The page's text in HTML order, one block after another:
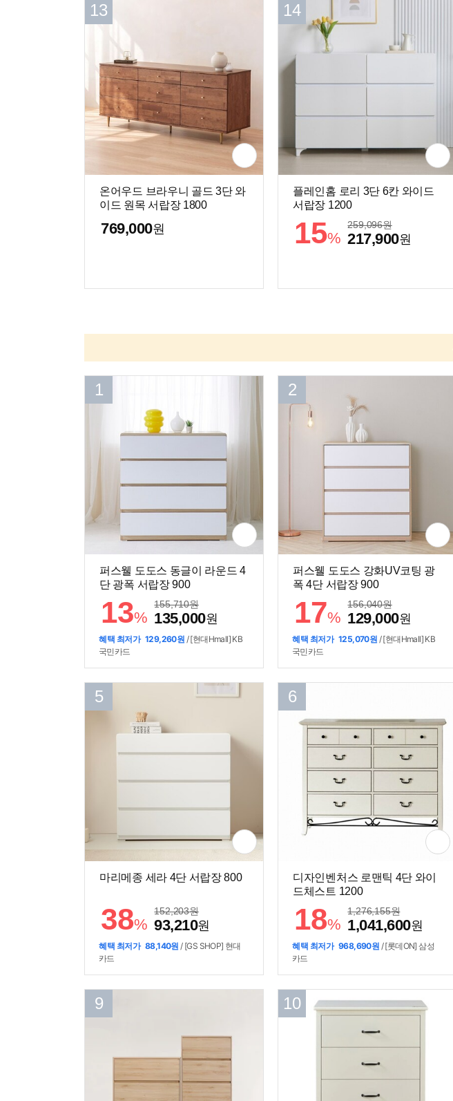
13
온어우드 브라우니 골드 3단 와
이드 원목 서랍장 1800
769,000원
14
플레인홈 로리 3단 6칸 와이드
서랍장 1200
15%
259,096원
217,900원
1
퍼스웰 도도스 동글이 라운드 4
단 광폭 서랍장 900
13%
155,710원
135,000원
혜택 최저가 129,260원 / [현대Hmall] KB
국민카드
2
퍼스웰 도도스 강화UV코팅 광
폭 4단 서랍장 900
17%
156,040원
129,000원
혜택 최저가 125,070원 / [현대Hmall] KB
국민카드
5
마리메종 세라 4단 서랍장 800
38%
152,203원
93,210원
혜택 최저가 88,140원 / [GS SHOP] 현대
카드
6
디자인벤처스 로맨틱 4단 와이
드체스트 1200
18%
1,276,155원
1,041,600원
혜택 최저가 968,690원 / [롯데ON] 삼성
카드
9 10